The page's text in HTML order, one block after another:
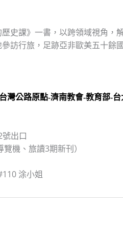
史課》一書，以跨領域視角
訪行旅，足跡亞非歐美五十餘
灣公路原點-濟南教會-教育部-
出口
機、旅讀3期新刊）
涂小姐